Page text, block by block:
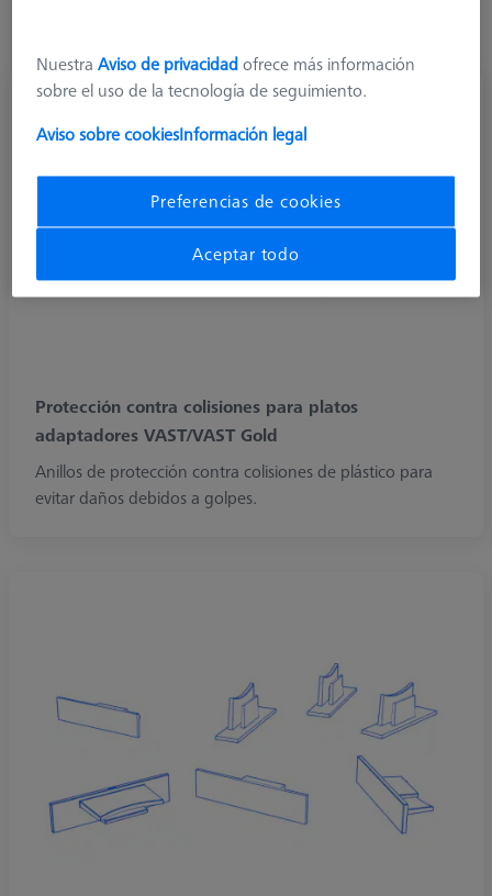
Protección contra colisiones para platos
adaptadores VAST/VAST Gold
Anillos de protección contra colisiones de plástico para
evitar daños debidos a golpes.
NuestraAviso de privacidadofrece más información
sobre el uso de la tecnología de seguimiento.
Aviso sobre cookiesInformación legal
Preferencias de cookies
Aceptar todo